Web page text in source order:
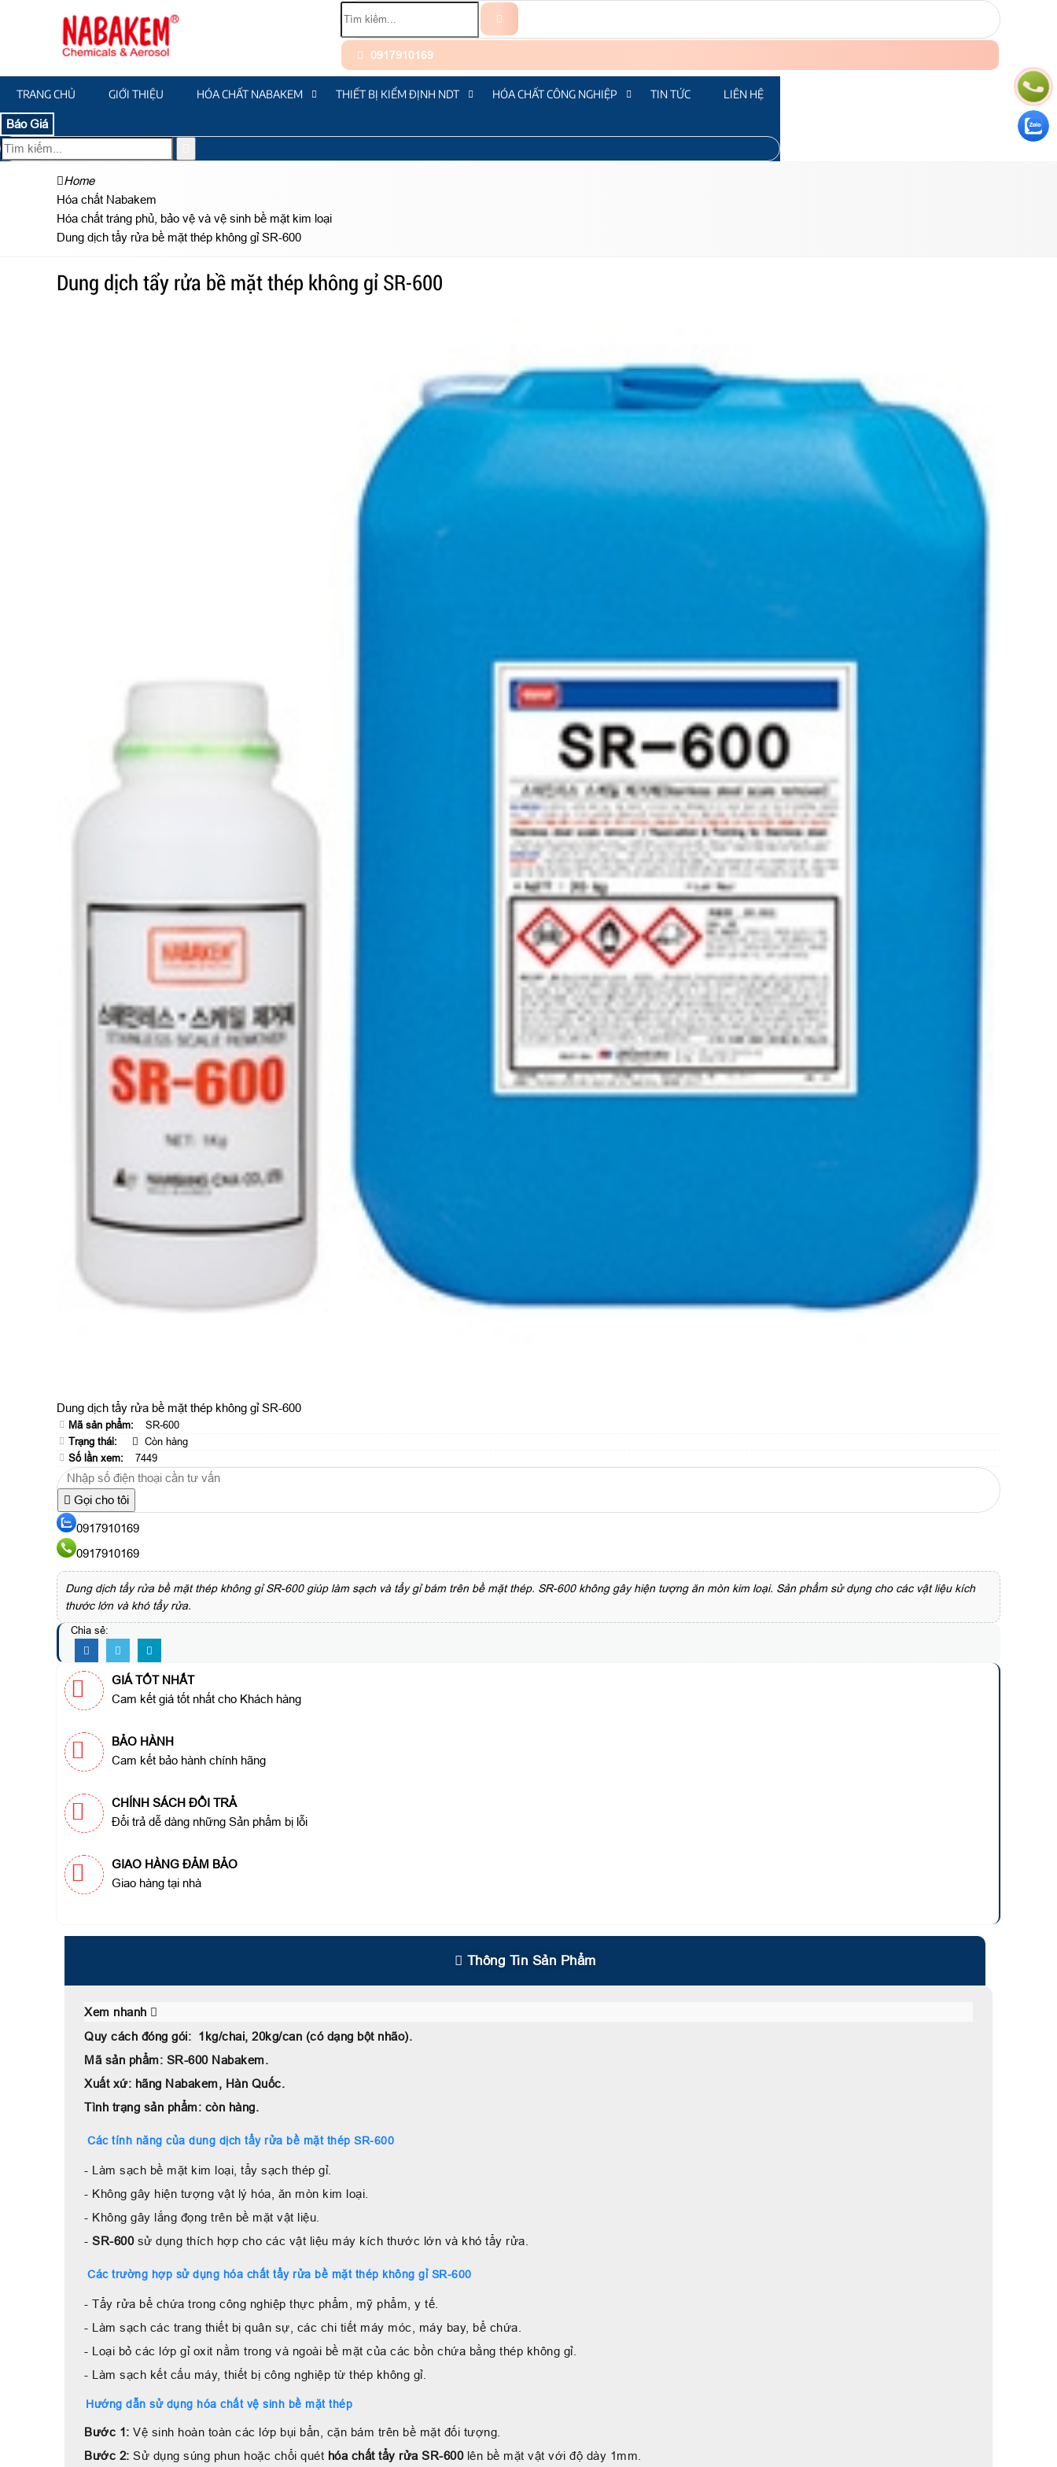
0917910169
TRANG CHỦ GIỚI THIỆU HÓA CHẤT NABAKEM THIẾT BỊ KIỂM ĐỊNH NDT HÓA CHẤT CÔNG NGHIỆP TIN TỨC LIÊN HỆ
Báo Giá
Home
Hóa chất Nabakem
Hóa chất tráng phủ, bảo vệ và vệ sinh bề mặt kim loại
Dung dịch tẩy rửa bề mặt thép không gỉ SR-600
Dung dịch tẩy rửa bề mặt thép không gỉ SR-600
Dung dịch tẩy rửa bề mặt thép không gỉ SR-600
Mã sản phẩm:
SR-600
Trạng thái:
Còn hàng
Số lần xem:
7449
Gọi cho tôi
0917910169
0917910169
Dung dịch tẩy rửa bề mặt thép không gỉ SR-600 giúp làm sạch và tẩy gỉ bám trên bề mặt thép. SR-600 không gây hiện tượng ăn mòn kim loại. Sản phẩm sử dụng cho các vật liệu kích
thước lớn và khó tẩy rửa.
Chia sẻ:
GIÁ TỐT NHẤT
Cam kết giá tốt nhất cho Khách hàng
BẢO HÀNH
Cam kết bảo hành chính hãng
CHÍNH SÁCH ĐỔI TRẢ
Đổi trả dễ dàng những Sản phẩm bị lỗi
GIAO HÀNG ĐẢM BẢO
Giao hàng tại nhà
Thông Tin Sản Phẩm
Xem nhanh
Quy cách đóng gói: 1kg/chai, 20kg/can (có dạng bột nhão).
Mã sản phẩm: SR-600 Nabakem.
Xuất xứ: hãng Nabakem, Hàn Quốc.
Tình trạng sản phẩm: còn hàng.
Các tính năng của dung dịch tẩy rửa bề mặt thép SR-600
- Làm sạch bề mặt kim loại, tẩy sạch thép gỉ.
- Không gây hiện tượng vật lý hóa, ăn mòn kim loại.
- Không gây lắng đọng trên bề mặt vật liệu.
- SR-600 sử dụng thích hợp cho các vật liệu máy kích thước lớn và khó tẩy rửa.
Các trường hợp sử dụng hóa chất tẩy rửa bề mặt thép không gỉ SR-600
- Tẩy rửa bể chứa trong công nghiệp thực phẩm, mỹ phẩm, y tế.
- Làm sạch các trang thiết bị quân sự, các chi tiết máy móc, máy bay, bể chứa.
- Loại bỏ các lớp gỉ oxit nằm trong và ngoài bề mặt của các bồn chứa bằng thép không gỉ.
- Làm sạch kết cấu máy, thiết bị công nghiệp từ thép không gỉ.
Hướng dẫn sử dụng hóa chất vệ sinh bề mặt thép
Bước 1: Vệ sinh hoàn toàn các lớp bụi bẩn, cặn bám trên bề mặt đối tượng.
Bước 2: Sử dụng súng phun hoặc chổi quét hóa chất tẩy rửa SR-600lên bề mặt vật với độ dày 1mm.